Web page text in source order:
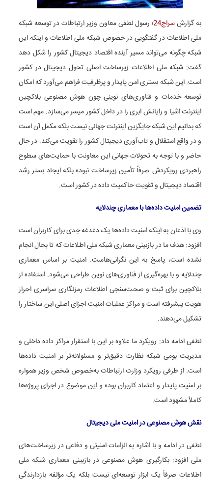
به گزارشسراج24
؛ رسول لطفی معاون وزیر ارتباطات در توسعه شبکه
ملی اطلاعات در گفتگویی در خصوص شبکه ملی اطلاعات و اینکه این
شبکه چگونه می‌تواند مسیر آینده اقتصاد دیجیتال کشور را شکل دهد
گفت: شبکه ملی اطلاعات زیرساخت اصلی تحول دیجیتال در کشور
است. این شبکه بستری امن پایدار و پرظرفیت فراهم می‌آورد که امکان
توسعه خدمات و فناوری‌های نوینی چون هوش مصنوعی بلاکچین
اینترنت اشیا و رایانش ابری را در داخل کشور میسر می‌سازد. مهم است
که بدانیم این شبکه جایگزین اینترنت جهانی نیست بلکه مکمل آن است
و در واقع استقلال و تاب‌آوری دیجیتال کشور را تقویت می‌کند. در حال
حاضر و با توجه به تحولات جهانی این معاونت با حمایت‌های سطوح
راهبردی رویکردش صرفاً تأمین زیرساخت نبوده بلکه ایجاد بستر رشد
اقتصاد دیجیتال و تقویت حاکمیت داده در کشور است.
تضمین امنیت داده‌ها با معماری چندلایه
وی با اذعان به اینکه امنیت داده‌ها یک دغدغه جدی برای کاربران است
افزود: هدف ما در بازبینی معماری شبکه ملی اطلاعات که تا بحال انجام
نشده است، پاسخ به این نگرانی‌هاست. امنیت بر اساس معماری
چندلایه و با بهره‌گیری از فناوری‌های نوین طراحی می‌شود. استفاده از
بلاکچین برای ثبت و صحت‌سنجی اطلاعات رمزنگاری سراسری احراز
هویت پیشرفته است و مراکز عملیات امنیت اجزای اصلی این ساختار را
تشکیل می‌دهند.
لطفی ادامه داد: رویکرد ما علاوه بر این با استقرار مراکز داده داخلی و
مدیریت بومی شبکه نظارت دقیق‌تر و مسئولانه‌تر بر امنیت داده‌ها
است. از طرفی رویکرد وزارت ارتباطات به‌خصوص شخص وزیر همواره
بر امنیت پایدار و اعتماد کاربران بوده و این موضوع در اجرای پروژه‌ها
کاملاً مشهود است.
نقش هوش مصنوعی در امنیت ملی دیجیتال
لطفی در ادامه و با اشاره به الزامات امنیتی و دفاعی در زیرساخت‌های
ملی افزود: بکارگیری هوش مصنوعی در بازبینی معماری شبکه ملی
اطلاعات صرفاً یک ابزار توسعه‌ای نیست بلکه یک مؤلفه بازدارندگی